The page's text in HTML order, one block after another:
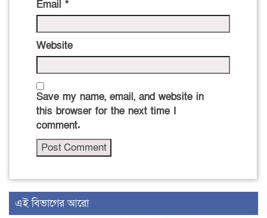
Email *
Website
Save my name, email, and website in
this browser for the next time I
comment.
এই বিভাগের আরো